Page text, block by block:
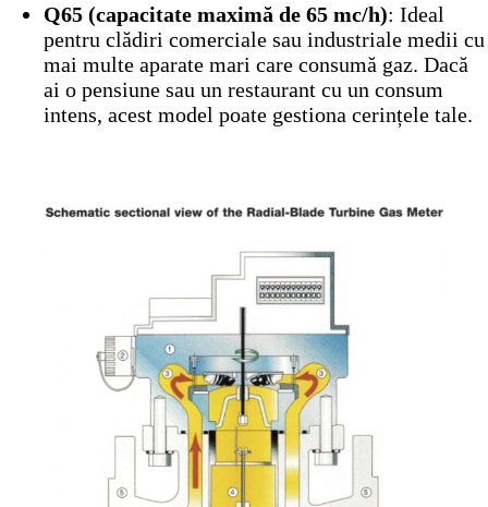
Q65 (capacitate maximă de 65 mc/h): Ideal
pentru clădiri comerciale sau industriale medii cu
mai multe aparate mari care consumă gaz. Dacă
ai o pensiune sau un restaurant cu un consum
intens, acest model poate gestiona cerințele tale.